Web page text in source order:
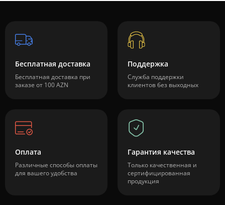
Бесплатная доставка
Бесплатная доставка при
заказе от 100 AZN
Поддержка
Служба поддержки
клиентов без выходных
Оплата
Различные способы оплаты
для вашего удобства
Гарантия качества
Только качественная и
сертифицированная
продукция